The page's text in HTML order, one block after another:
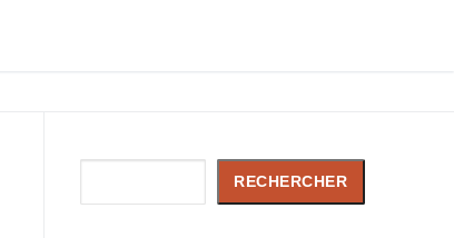
RECHERCHER